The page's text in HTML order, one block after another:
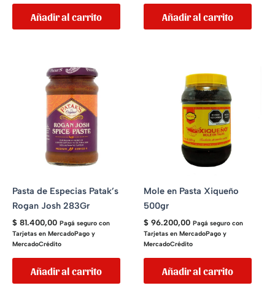
Añadir al carrito Añadir al carrito
Pasta de Especias Patak’s
Rogan Josh 283Gr
$ 81.400,00 Pagá seguro con
Tarjetas en MercadoPago y
MercadoCrédito
Añadir al carrito
Mole en Pasta Xiqueño
500gr
$ 96.200,00 Pagá seguro con
Tarjetas en MercadoPago y
MercadoCrédito
Añadir al carrito